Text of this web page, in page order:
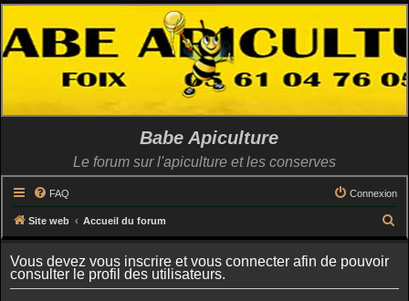
Babe Apiculture
Le forum sur l'apiculture et les conserves
FAQ Connexion
Site web Accueil du forum
e
Vous devez vous inscrire et vous connecter afin de pouvoir
consulter le profil des utilisateurs.